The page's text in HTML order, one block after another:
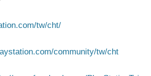
tw/cht/
community/tw/cht